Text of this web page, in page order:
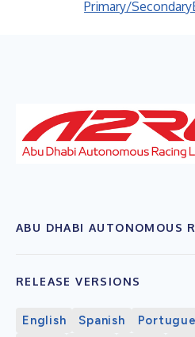
Primary/Secondary
ABU DHABI AUTONOMOUS
RELEASE VERSIONS
English Spanish